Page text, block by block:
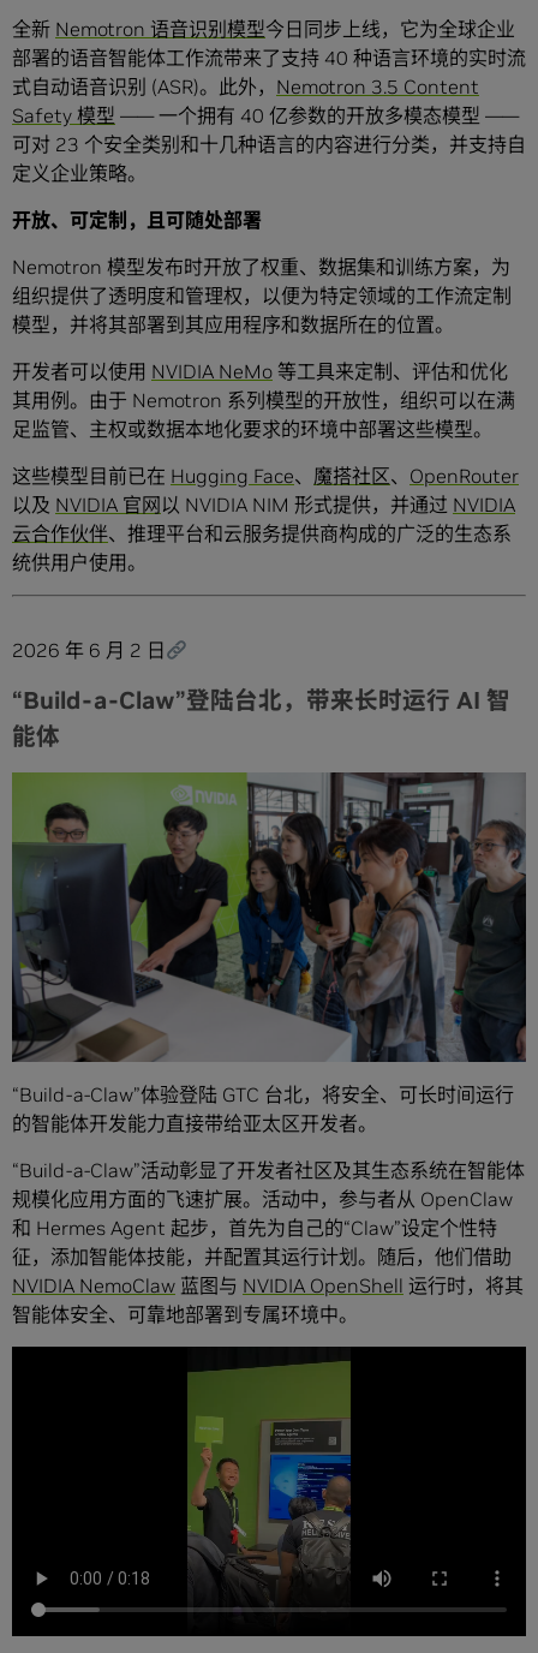
全新 Nemotron 语音识别模型今日同步上线，它为全球企业
部署的语音智能体工作流带来了支持 40 种语言环境的实时流
式自动语音识别 (ASR)。此外， Nemotron 3.5 Content
Safety 模型 —— 一个拥有 40 亿参数的开放多模态模型 ——
可对 23 个安全类别和十几种语言的内容进行分类，并支持自
定义企业策略。
开放、可定制，且可随处部署
Nemotron 模型发布时开放了权重、数据集和训练方案，为
组织提供了透明度和管理权，以便为特定领域的工作流定制
模型，并将其部署到其应用程序和数据所在的位置。
开发者可以使用 NVIDIA NeMo 等工具来定制、评估和优化
其用例。由于 Nemotron 系列模型的开放性，组织可以在满
足监管、主权或数据本地化要求的环境中部署这些模型。
这些模型目前已在 Hugging Face、 魔搭社区、 OpenRouter
以及 NVIDIA 官网 以 NVIDIA NIM 形式提供，并通过 NVIDIA
云合作伙伴、推理平台和云服务提供商构成的广泛的生态系
统供用户使用。
2026 年 6 月 2 日
“Build-a-Claw”登陆台北，带来长时运行 AI 智
能体
“Build-a-Claw”体验登陆 GTC 台北，将安全、可长时间运行
的智能体开发能力直接带给亚太区开发者。
“Build-a-Claw”活动彰显了开发者社区及其生态系统在智能体
规模化应用方面的飞速扩展。活动中，参与者从 OpenClaw
和 Hermes Agent 起步，首先为自己的“Claw”设定个性特
征，添加智能体技能，并配置其运行计划。随后，他们借助
NVIDIA NemoClaw 蓝图与 NVIDIA OpenShell 运行时，将其
智能体安全、可靠地部署到专属环境中。